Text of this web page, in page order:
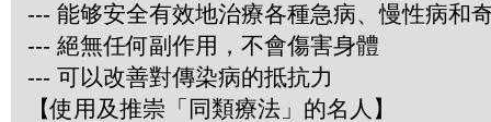
--- 能够安全有效地治療各種急病、慢性病和
--- 絕無任何副作用，不會傷害身體
--- 可以改善對傳染病的抵抗力
【使用及推崇「同類療法」的名人】